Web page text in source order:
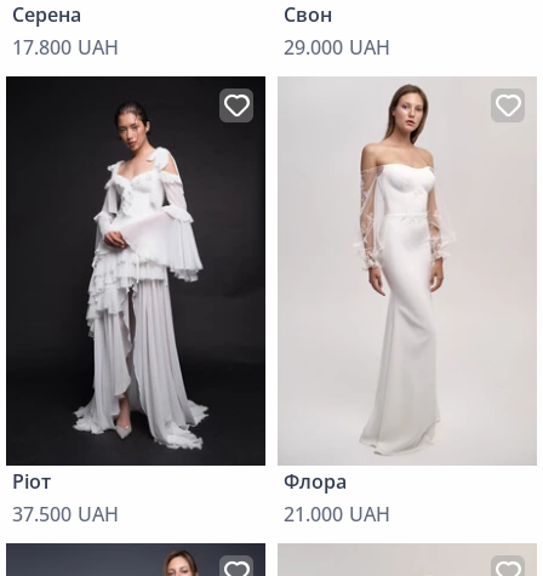
Серена
17.800 UAH
Свон
29.000 UAH
Ріот
37.500 UAH
Флора
21.000 UAH